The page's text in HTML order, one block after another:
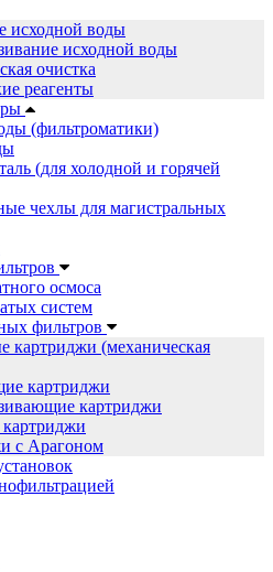
исходной воды
исходной воды
очистка
реагенты
(фильтроматики)
(для холодной и горячей
чехлы для магистральных
осмоса
систем
фильтров
картриджи (механическая
картриджи
картриджи
с Арагоном